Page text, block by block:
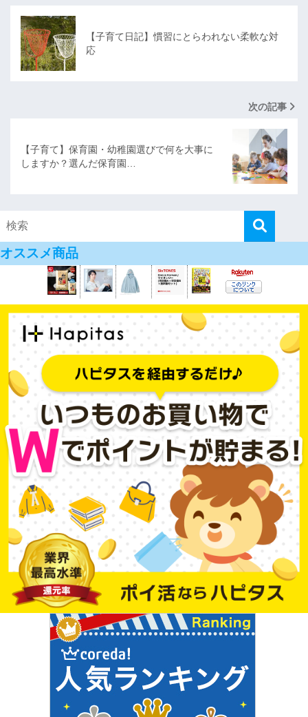
【子育て日記】慣習にとらわれない柔軟な対
応
次の記事
【子育て】保育園・幼稚園選びで何を大事に
しますか？選んだ保育園…
オススメ商品